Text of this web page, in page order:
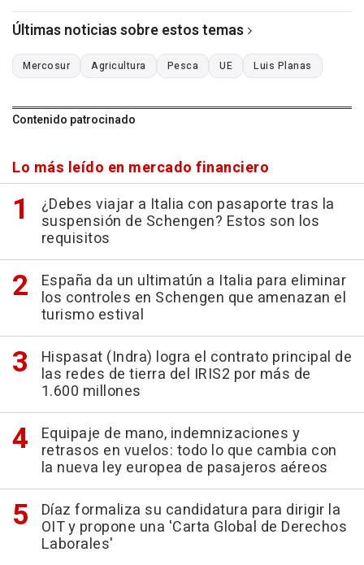
Últimas noticias sobre estos temas
Mercosur Agricultura Pesca UE Luis Planas
Contenido patrocinado
Lo más leído en mercado financiero
¿Debes viajar a Italia con pasaporte tras la
suspensión de Schengen? Estos son los
requisitos
España da un ultimatún a Italia para eliminar
los controles en Schengen que amenazan el
turismo estival
Hispasat (Indra) logra el contrato principal de
las redes de tierra del IRIS2 por más de
1.600 millones
Equipaje de mano, indemnizaciones y
retrasos en vuelos: todo lo que cambia con
la nueva ley europea de pasajeros aéreos
Díaz formaliza su candidatura para dirigir la
OIT y propone una 'Carta Global de Derechos
Laborales'